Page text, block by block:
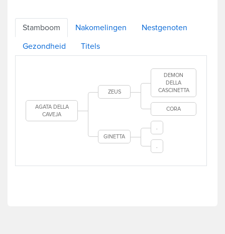
Stamboom Nakomelingen Nestgenoten
Gezondheid Titels
AGATA DELLA
CAVEJA
ZEUS
DEMON
DELLA
CASCINETTA
CORA
GINETTA